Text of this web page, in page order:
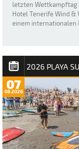
letzten Wettkampftag
Hotel Tenerife Wind &
einem internationalen
2026 PLAYA
07
08.2026